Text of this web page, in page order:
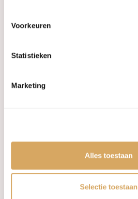
Voorkeuren
Statistieken
Marketing
Alles toestaan
Selectie toestaan
Levertijd & verzendkosten